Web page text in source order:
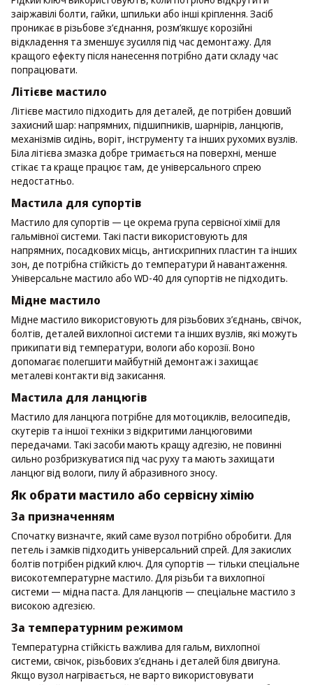
заіржавілі болти, гайки, шпильки або інші кріплення. Засіб
проникає в різьбове з’єднання, розм’якшує корозійні
відкладення та зменшує зусилля під час демонтажу. Для
кращого ефекту після нанесення потрібно дати складу час
попрацювати.
Літієве мастило
Літієве мастило підходить для деталей, де потрібен довший
захисний шар: напрямних, підшипників, шарнірів, ланцюгів,
механізмів сидінь, воріт, інструменту та інших рухомих вузлів.
Біла літієва змазка добре тримається на поверхні, менше
стікає та краще працює там, де універсального спрею
недостатньо.
Мастила для супортів
Мастило для супортів — це окрема група сервісної хімії для
гальмівної системи. Такі пасти використовують для
напрямних, посадкових місць, антискрипних пластин та інших
зон, де потрібна стійкість до температури й навантаження.
Універсальне мастило або WD-40 для супортів не підходить.
Мідне мастило
Мідне мастило використовують для різьбових з’єднань, свічок,
болтів, деталей вихлопної системи та інших вузлів, які можуть
прикипати від температури, вологи або корозії. Воно
допомагає полегшити майбутній демонтаж і захищає
металеві контакти від закисання.
Мастила для ланцюгів
Мастило для ланцюга потрібне для мотоциклів, велосипедів,
скутерів та іншої техніки з відкритими ланцюговими
передачами. Такі засоби мають кращу адгезію, не повинні
сильно розбризкуватися під час руху та мають захищати
ланцюг від вологи, пилу й абразивного зносу.
Як обрати мастило або сервісну хімію
За призначенням
Спочатку визначте, який саме вузол потрібно обробити. Для
петель і замків підходить універсальний спрей. Для закислих
болтів потрібен рідкий ключ. Для супортів — тільки спеціальне
високотемпературне мастило. Для різьби та вихлопної
системи — мідна паста. Для ланцюгів — спеціальне мастило з
високою адгезією.
За температурним режимом
Температурна стійкість важлива для гальм, вихлопної
системи, свічок, різьбових з’єднань і деталей біля двигуна.
Якщо вузол нагрівається, не варто використовувати